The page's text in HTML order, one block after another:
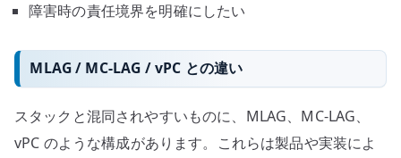
障害時の責任境界を明確にしたい
MLAG / MC-LAG / vPC との違い
スタックと混同されやすいものに、MLAG、MC-LAG、
vPC のような構成があります。これらは製品や実装によ